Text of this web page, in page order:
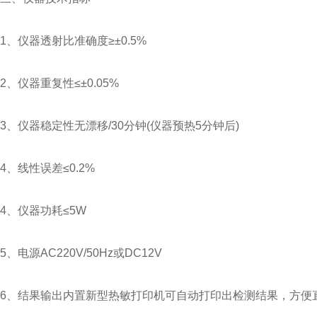
1、仪器透射比准确度≥±0.5%
2、仪器重复性≤±0.05%
3、仪器稳定性无漂移/30分钟(仪器预热5分钟后)
4、线性误差≤0.2%
4、仪器功耗≤5W
5、电源AC220V/50Hz或DC12V
6、结果输出内置新型热敏打印机可自动打印出检测结果，方便